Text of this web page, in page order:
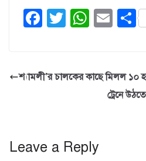
F
e
k
T
er
W
s
E S
e
শ্যামলী’র চালকের কাছে মিলল ১০
ট্রেনে
Leave a Reply